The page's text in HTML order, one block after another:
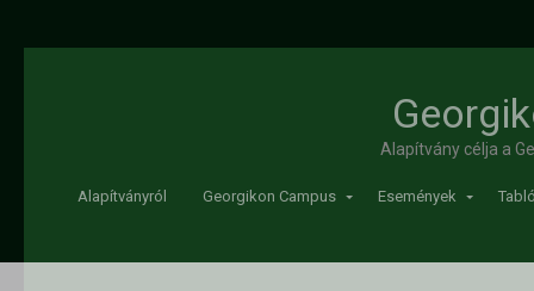
Alapítvány célja a
Alapítványról Georgikon Campus Események